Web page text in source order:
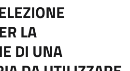
LA
DI UNA